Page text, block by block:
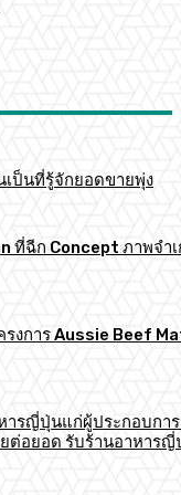
เป็นที่รู้จักยอดขายพุ่ง
ที่ฉีก Concept ภาพจำเ
รงการ Aussie Beef
ารญี่ปุ่นแก่ผู้ประกอบกา
ต่อยอด รับร้านอาหาร